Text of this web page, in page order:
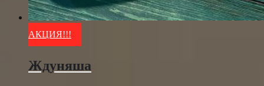
АКЦИЯ!!!
Ждуняша